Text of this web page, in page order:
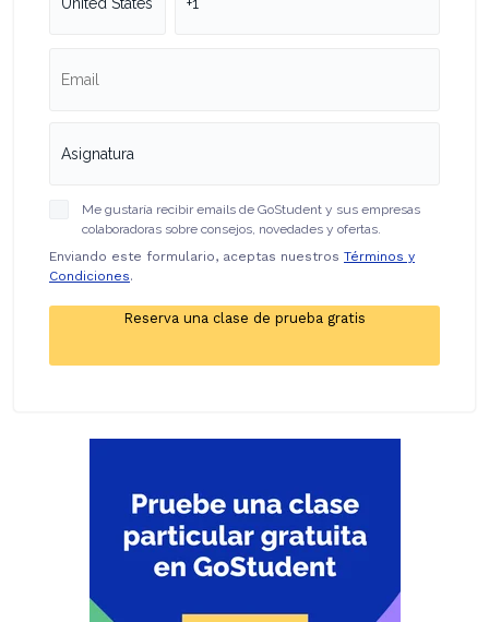
Me gustaría recibir emails de GoStudent y sus empresas
colaboradoras sobre consejos, novedades y ofertas.
Enviando este formulario, aceptas nuestros Términos y
Condiciones.